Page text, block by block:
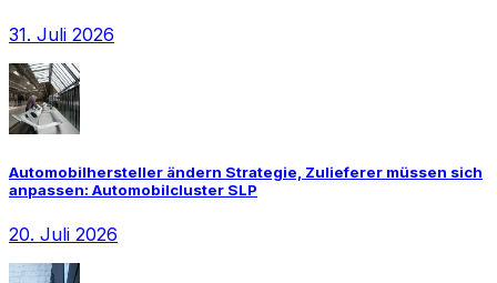
31. Juli 2026
Automobilhersteller ändern Strategie, Zulieferer müssen sich
anpassen: Automobilcluster SLP
20. Juli 2026